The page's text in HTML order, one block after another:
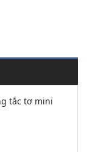
tắc tơ mini